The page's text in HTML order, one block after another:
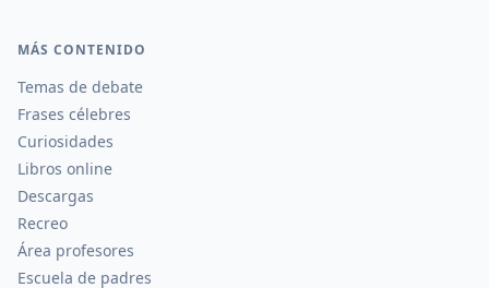
MÁS CONTENIDO
Temas de debate
Frases célebres
Curiosidades
Libros online
Descargas
Recreo
Área profesores
Escuela de padres